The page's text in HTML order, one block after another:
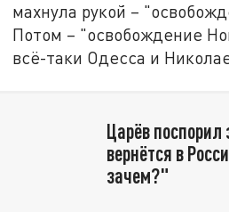
махнула рукой –
Потом – "освобождение
всё-таки Одесса и
Царёв
вернётся в
зачем?"